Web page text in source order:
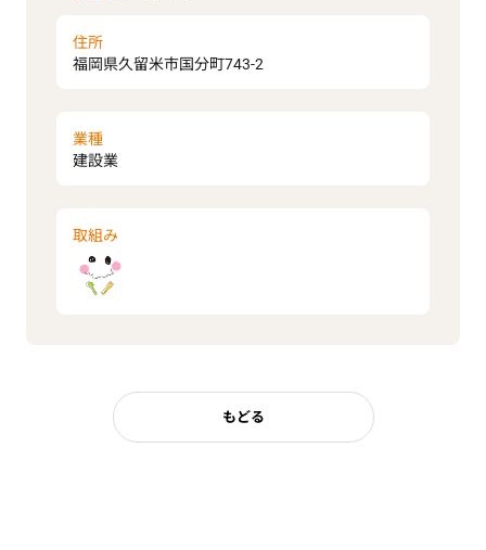
住所
福岡県久留米市国分町743-2
業種
建設業
取組み
もどる